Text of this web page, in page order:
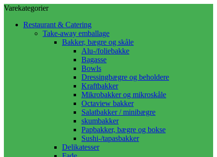
Varekategorier
Restaurant & Catering
Take-away emballage
Bakker, bægre og skåle
Alu-/foliebakke
Bagasse
Bowls
Dressingbægre og beholdere
Kraftbakker
Mikrobakker og mikroskåle
Octaview bakker
Salatbakker / minibægre
skumbakker
Papbakker, bægre og bokse
Sushi-/tapasbakker
Delikatesser